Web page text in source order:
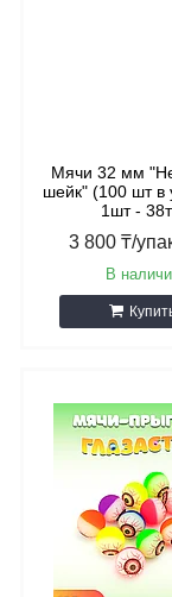
Мячи 32 мм
шейк" (100 шт в
1шт -
3 800 ₸/
В